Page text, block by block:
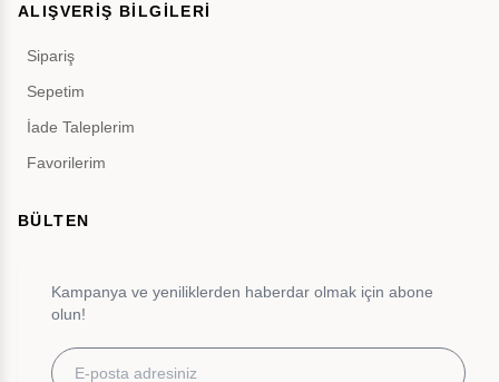
ALIŞVERİŞ BİLGİLERİ
Sipariş
Sepetim
İade Taleplerim
Favorilerim
BÜLTEN
Kampanya ve yeniliklerden haberdar olmak için abone
olun!